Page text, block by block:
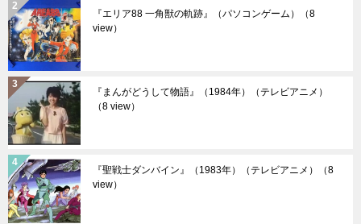
『エリア88 一角獣の軌跡』（パソコンゲーム）
（8
view）
『まんがどうして物語』（1984年）（テレビアニメ）
（8 view）
『聖戦士ダンバイン』（1983年）（テレビアニメ）
（8
view）